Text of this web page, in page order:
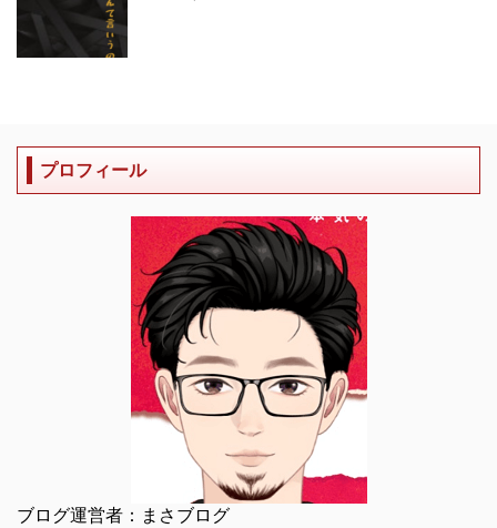
プロフィール
ブログ運営者：まさブログ